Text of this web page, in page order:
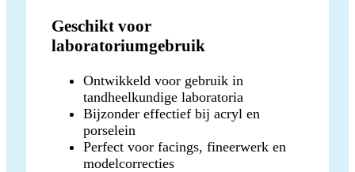
Geschikt voor
laboratoriumgebruik
Ontwikkeld voor gebruik in
tandheelkundige laboratoria
Bijzonder effectief bij acryl en
porselein
Perfect voor facings, fineerwerk en
modelcorrecties